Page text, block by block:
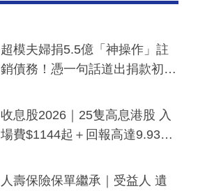
超模夫婦捐5.5億「神操作」註
銷債務！憑一句話道出捐款初
一度被誤當詐騙手段
收息股2026｜25隻高息港股 入
場費$1144起＋回報高達9.93
人壽保險保單繼承｜受益人 遺